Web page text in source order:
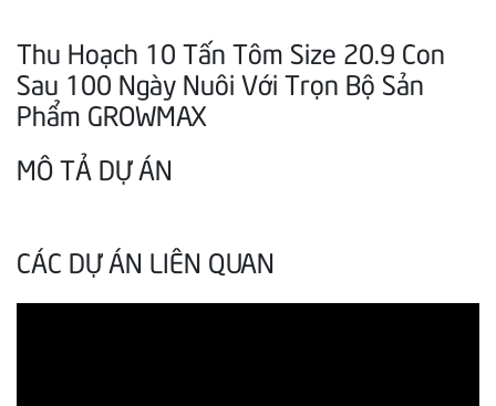
Thu Hoạch 10 Tấn Tôm Size 20.9 Con
Sau 100 Ngày Nuôi Với Trọn Bộ Sản
Phẩm GROWMAX
MÔ TẢ DỰ ÁN
CÁC DỰ ÁN LIÊN QUAN